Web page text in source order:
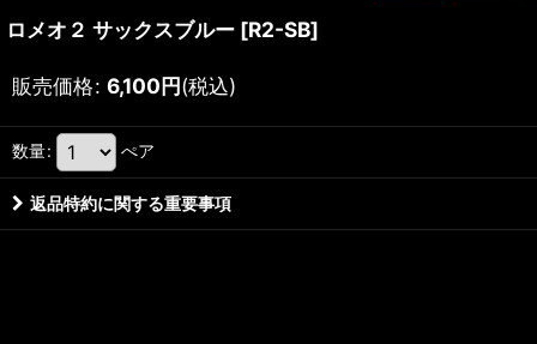
ロメオ２ サックスブルー [R2-SB]
販売価格: 6,100円(税込)
数量: ぺア
返品特約に関する重要事項